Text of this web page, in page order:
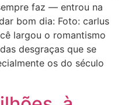
faz — entrou na
bom dia: Foto: carlus
largou o romantismo
desgraças que se
os do século